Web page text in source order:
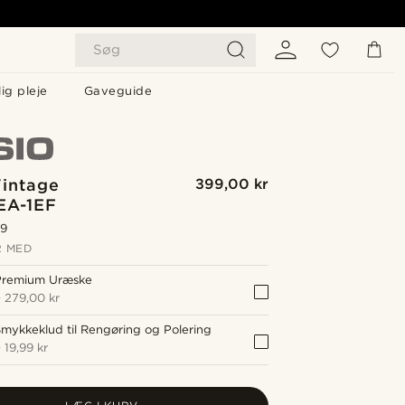
Søg
pleje Gaveguide
1EF
399,00 kr
MED
Uræske
279,00 kr
til Rengøring og Polering
19,99 kr